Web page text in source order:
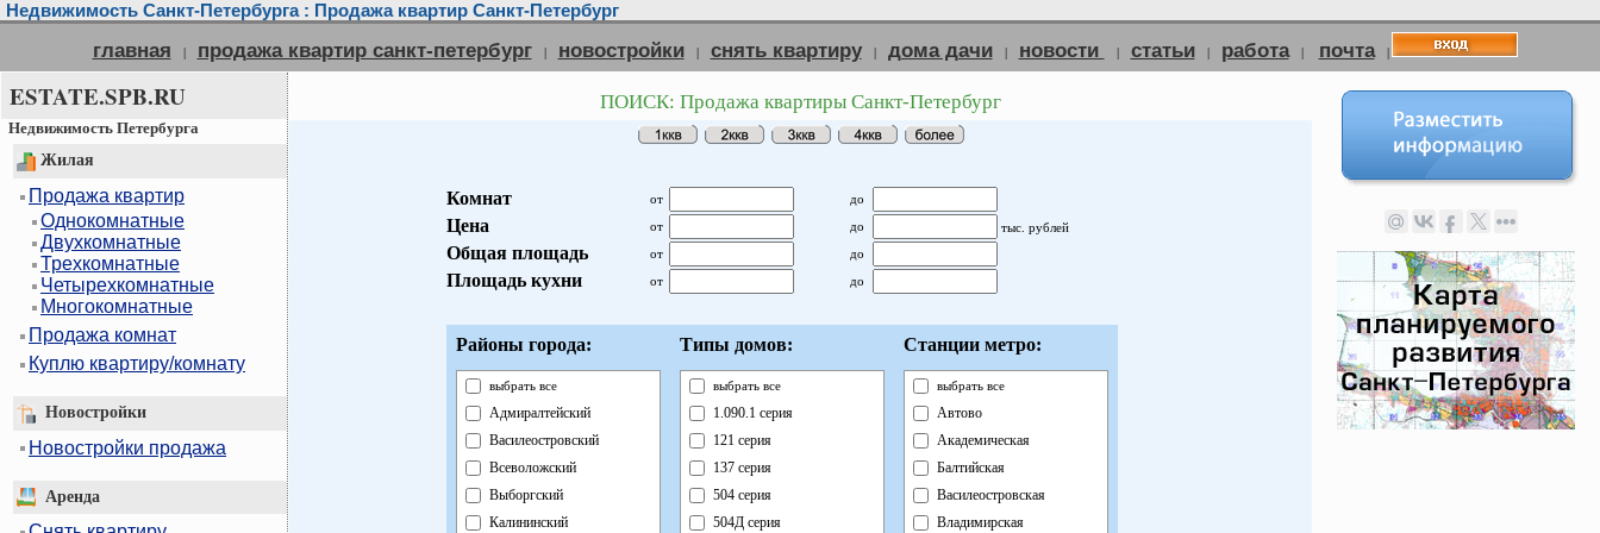
Недвижимость Санкт-Петербурга : Продажа квартир Санкт-Петербург
главная | продажа квартир санкт-петербург | новостройки | снять квартиру | дома дачи | новости | статьи | работа | почта |
ESTATE.SPB.RU
Недвижимость Петербурга
Жилая
Продажа квартир
Однокомнатные
Двухкомнатные
Трехкомнатные
Четырехкомнатные
Многокомнатные
Продажа комнат
Куплю квартиру/комнату
Новостройки
Новостройки продажа
Аренда
ПОИСК: Продажа квартиры Санкт-Петербург
Комнат от до
Цена от до тыс. рублей
Общая площадь от до
Площадь кухни от до
Районы города:
выбрать все
Адмиралтейский
Василеостровский
Всеволожский
Выборгский
Калининский
Типы домов:
выбрать все
1.090.1 серия
121 серия
137 серия
504 серия
504Д серия
Станции метро:
выбрать все
Автово
Академическая
Балтийская
Василеостровская
Владимирская